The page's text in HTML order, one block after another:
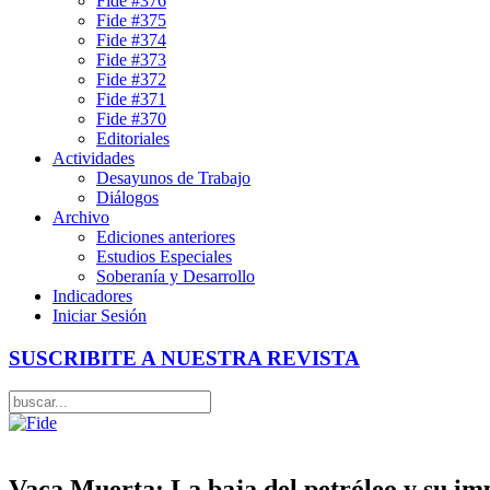
Fide #375
Fide #374
Fide #373
Fide #372
Fide #371
Fide #370
Editoriales
Actividades
Desayunos de Trabajo
Diálogos
Archivo
Ediciones anteriores
Estudios Especiales
Soberanía y Desarrollo
Indicadores
Iniciar Sesión
SUSCRIBITE A NUESTRA REVISTA